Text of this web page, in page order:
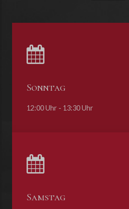
Sonntag
12:00 Uhr - 13:30 Uhr
Samstag